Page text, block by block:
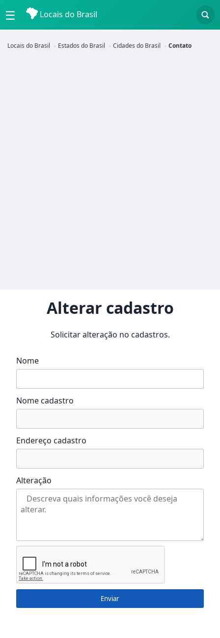
☰ Locais do Brasil
Locais do Brasil Estados do Brasil Cidades do Brasil Contato
Alterar cadastro
Solicitar alteração no cadastros.
Nome
Nome cadastro
Endereço cadastro
Alteração
Enviar